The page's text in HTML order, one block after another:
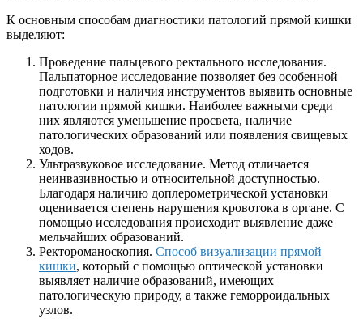
К основным способам диагностики патологий прямой кишки
выделяют:
Проведение пальцевого ректального исследования.
Пальпаторное исследование позволяет без особенной
подготовки и наличия инструментов выявить основные
патологии прямой кишки. Наиболее важными среди
них являются уменьшение просвета, наличие
патологических образований или появления свищевых
ходов.
Ультразвуковое исследование. Метод отличается
неинвазивностью и относительной доступностью.
Благодаря наличию доплерометрической установки
оценивается степень нарушения кровотока в органе. С
помощью исследования происходит выявление даже
мельчайших образований.
Ректороманоскопия. Способ визуализации прямой
кишки, который с помощью оптической установки
выявляет наличие образований, имеющих
патологическую природу, а также геморроидальных
узлов.